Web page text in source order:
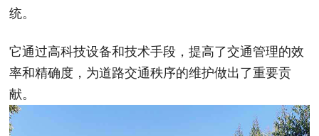
统。
它通过高科技设备和技术手段，提高了交通管理的效
率和精确度，为道路交通秩序的维护做出了重要贡
献。